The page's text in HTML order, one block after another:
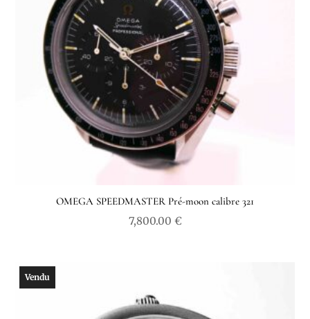
OMEGA SPEEDMASTER Pré-moon calibre 321
7,800.00 €
Vendu